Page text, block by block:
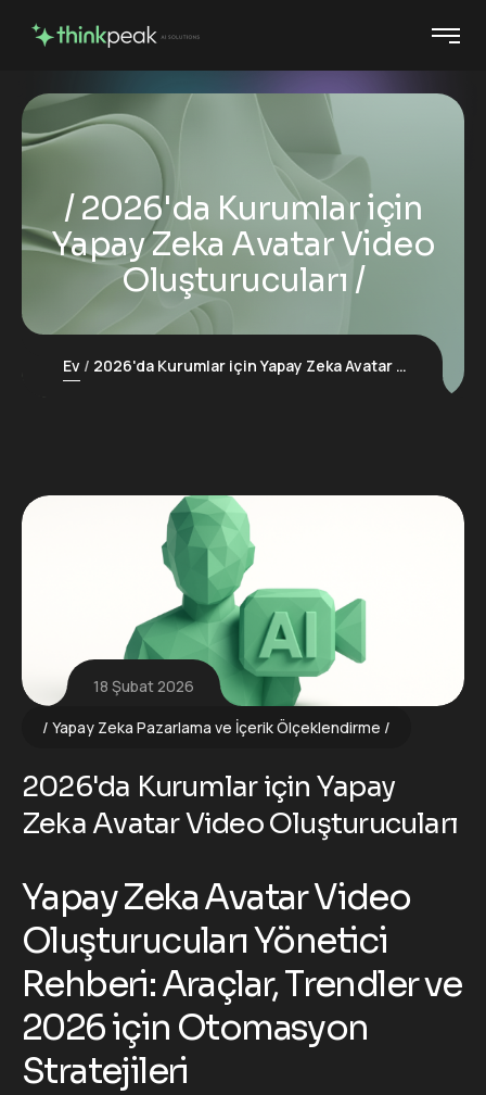
2026'da Kurumlar için
Yapay Zeka Avatar Video
Oluşturucuları
Ev 2026'da Kurumlar için Yapay Zeka Avatar Video Oluşturucuları
18 Şubat 2026
Yapay Zeka Pazarlama ve İçerik Ölçeklendirme
2026'da Kurumlar için Yapay
Zeka Avatar Video Oluşturucuları
Yapay Zeka Avatar Video
Oluşturucuları Yönetici
Rehberi: Araçlar, Trendler ve
2026 için Otomasyon
Stratejileri